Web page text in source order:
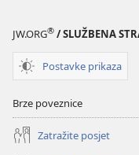
JW.ORG® / SLUŽBENA
Postavke prikaza
Brze poveznice
Zatražite posjet